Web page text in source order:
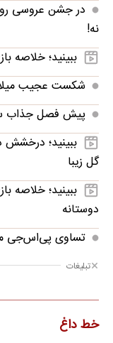
در جشن عروسی
نه!
ببینید؛ خلاصه بازی چلسی ۳ -
شکست عجیب
پیش فصل جذاب
گل زیبا
دوستانه
تساوی پی‌اس‌جی
تبلیغات
خط داغ